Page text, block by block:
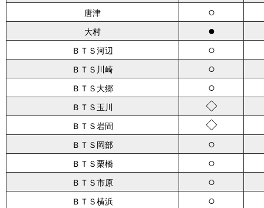
唐津 ○
大村 ●
ＢＴＳ河辺 ○
ＢＴＳ川崎 ○
ＢＴＳ大郷 ○
ＢＴＳ玉川 ◇
ＢＴＳ岩間 ◇
ＢＴＳ岡部 ○
ＢＴＳ栗橋 ○
ＢＴＳ市原 ○
ＢＴＳ横浜 ○